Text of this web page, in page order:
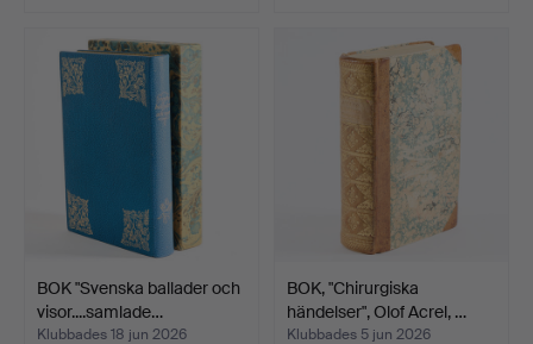
BOK "Svenska ballader och
visor....samlade…
Klubbades 18 jun 2026
BOK, "Chirurgiska
händelser", Olof Acrel, …
Klubbades 5 jun 2026